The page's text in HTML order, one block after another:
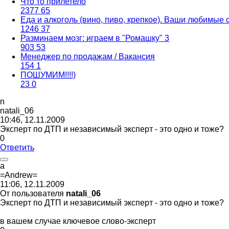
2377 65
Еда и алкоголь (вино, пиво, крепкое). Ваши любимые
1246 37
Разминаем мозг: играем в "Ромашку" 3
903 53
Менеджер по продажам / Вакансия
154 1
ПОШУМИМ!!!!)
23 0
n
natali_06
10:46, 12.11.2009
Эксперт по ДТП и независимый эксперт - это одно и тоже?
0
Ответить
a
=Andrew=
11:06, 12.11.2009
От пользователя natali_06
Эксперт по ДТП и независимый эксперт - это одно и тоже?
в вашем случае ключевое слово-эксперт